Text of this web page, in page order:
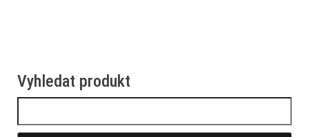
Vyhledat produkt